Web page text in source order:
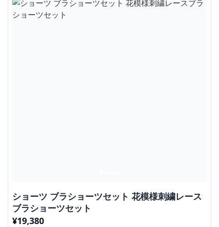
ショーツ ブラショーツセット 花模様刺繍レース
ブラショーツセット
¥19,380